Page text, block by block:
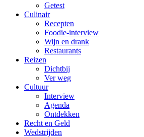
Getest
Culinair
Recepten
Foodie-interview
Wijn en drank
Restaurants
Reizen
Dichtbij
Ver weg
Cultuur
Interview
Agenda
Ontdekken
Recht en Geld
Wedstrijden